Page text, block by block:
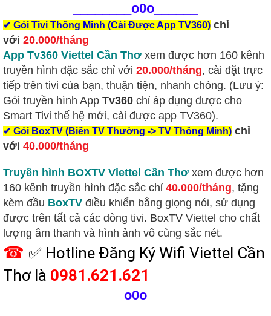
o0o______
✔ Gói Tivi Thông Minh (Cài Được App TV360) chỉ
với 20.000/tháng
App Tv360 Viettel Cần Thơ xem được hơn 160 kênh
truyền hình đặc sắc chỉ với 20.000/tháng, cài đặt trực
tiếp trên tivi của bạn, thuận tiện, nhanh chóng. (Lưu ý:
Gói truyền hình App Tv360 chỉ áp dụng được cho
Smart Tivi thế hệ mới, cài được app TV360).
✔ Gói BoxTV (Biến TV Thường -> TV Thông Minh) chỉ
với 40.000/tháng
Truyền hình BOXTV Viettel Cần Thơ xem được hơn
160 kênh truyền hình đặc sắc chỉ 40.000/tháng, tặng
kèm đầu BoxTV điều khiển bằng giọng nói, sử dụng
được trên tất cả các dòng tivi. BoxTV Viettel cho chất
lượng âm thanh và hình ảnh vô cùng sắc nét.
☎ ✅‎ Hotline Đăng Ký Wifi Viettel Cần
Thơ là 0981.621.621
o0o________